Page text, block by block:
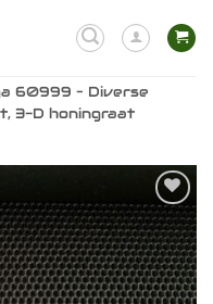
60999 – Diverse
3-D honingraat
Toevoegen
aan
verlanglijst